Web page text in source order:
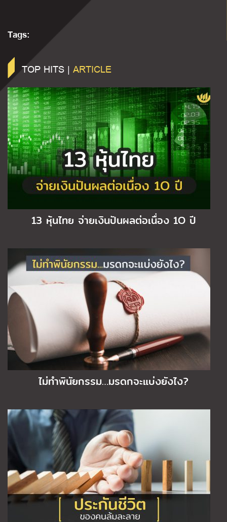
Tags:
TOP HITS | ARTICLE
13 หุ้นไทย จ่ายเงินปันผลต่อเนื่อง 1O ปี
ไม่ทำพินัยกรรม…มรดกจะแบ่งยังไง?